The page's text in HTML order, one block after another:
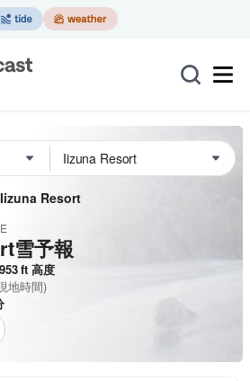
Iizuna Resort
雪予報
ft 高度
地時間)